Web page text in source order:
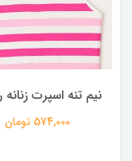
نیم تنه اسپرت
574,000 تومان